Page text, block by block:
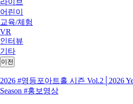
라이브
어린이
교육/체험
VR
인터뷰
기타
이전
2026 #영등포아트홀 시즌 Vol.2│2026
Season #홍보영상